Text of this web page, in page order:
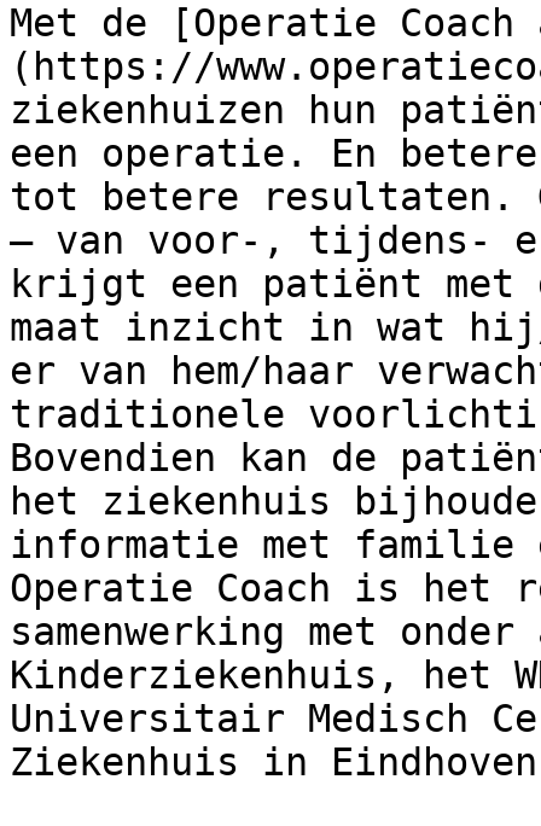
Met de [Operatie Coach
(https://
ziekenhuizen hun
een operatie. En
tot betere resultaten.
– van voor-, tijdens-
krijgt een patiënt met
maat inzicht in wat
er van hem/haar
traditionele
Bovendien kan de
het ziekenhuis
informatie met familie
Operatie Coach is het
samenwerking met
Kinderziekenhuis, het
Universitair Medisch
Ziekenhuis in